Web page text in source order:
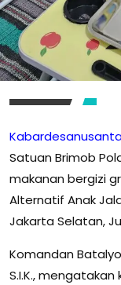
Satuan Brimob
makanan bergizi
Alternatif Anak
Jakarta Selatan,
Komandan
S.I.K.,